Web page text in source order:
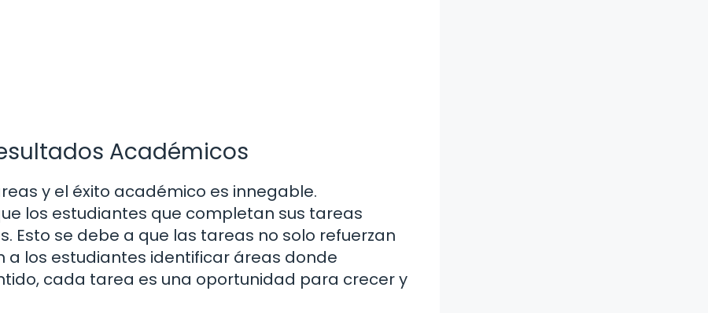
Académicos
y el éxito académico es innegable.
los estudiantes que completan sus tareas
Esto se debe a que las tareas no solo refuerzan
los estudiantes identificar áreas donde
cada tarea es una oportunidad para crecer y